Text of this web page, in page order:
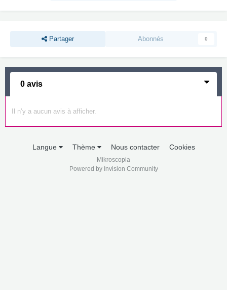
Partager Abonnés 0
0 avis
Il n’y a aucun avis à afficher.
Langue Thème Nous contacter Cookies
Mikroscopia
Powered by Invision Community